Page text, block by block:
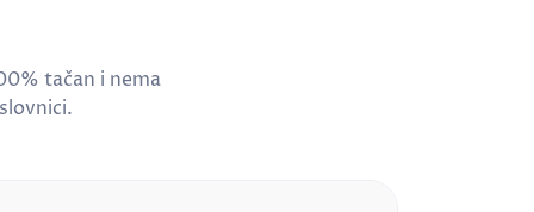
tačan i nema